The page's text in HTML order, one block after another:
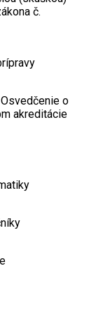
č.
Osvedčenie o
akreditácie